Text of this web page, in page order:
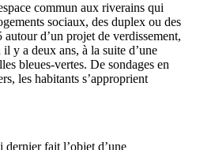
commun aux riverains qui
sociaux, des duplex ou des
d’un projet de verdissement,
y a deux ans, à la suite d’une
bleues-vertes. De sondages en
les habitants s’approprient
fait l’objet d’une